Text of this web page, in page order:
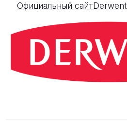
Официальный сайтDerwent